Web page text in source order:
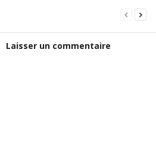
Laisser un commentaire